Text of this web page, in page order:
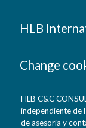
HLB
Change
HLB C&C
independiente de
de asesoría y